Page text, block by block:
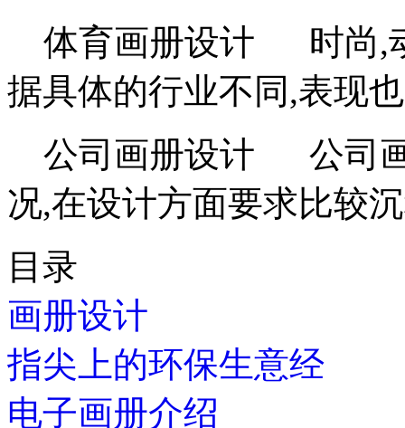
体育画册设计 时尚,动
据具体的行业不同,表现
公司画册设计 公司画
况,在设计方面要求比较
目录
画册设计
指尖上的环保生意经
电子画册介绍